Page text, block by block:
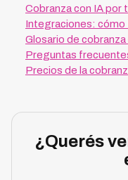
Cobranza con IA por
Integraciones: cómo
Glosario de
Preguntas
Precios de la
¿Querés